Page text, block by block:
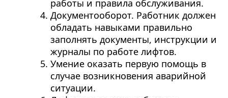
работы и правила обслуживания.
Документооборот. Работник должен
обладать навыками правильно
заполнять документы, инструкции и
журналы по работе лифтов.
Умение оказать первую помощь в
случае возникновения аварийной
ситуации.